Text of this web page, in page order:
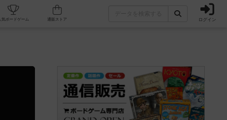
カフェ/店舗 人気ボードゲーム ログイン